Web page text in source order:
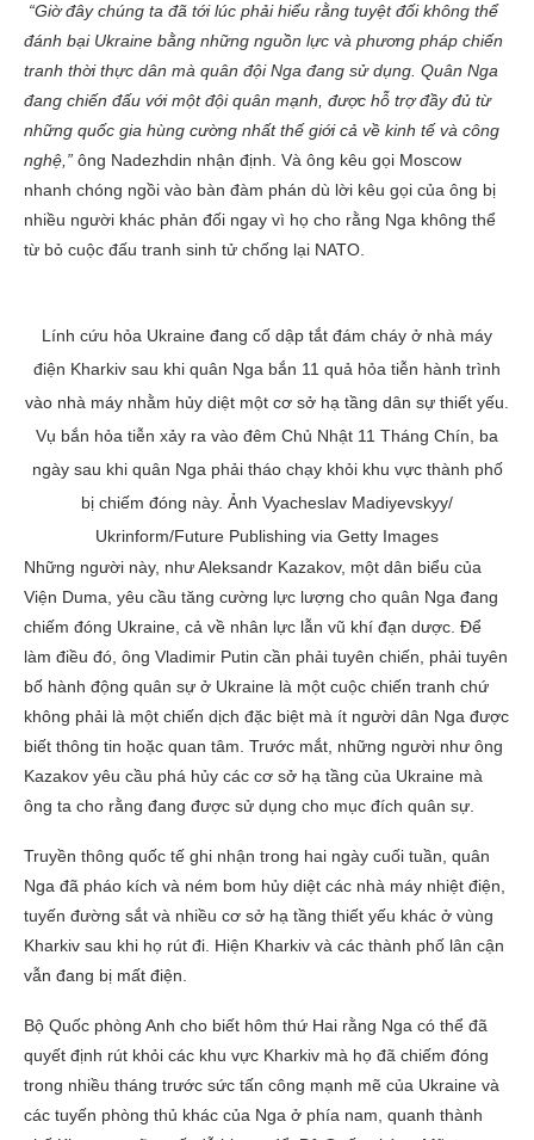
“Giờ đây chúng ta đã tới lúc phải hiểu rằng tuyệt đối không thể
đánh bại Ukraine bằng những nguồn lực và phương pháp chiến
tranh thời thực dân mà quân đội Nga đang sử dụng. Quân Nga
đang chiến đấu với một đội quân mạnh, được hỗ trợ đầy đủ từ
những quốc gia hùng cường nhất thế giới cả về kinh tế và công
nghệ,” ông Nadezhdin nhận định. Và ông kêu gọi Moscow
nhanh chóng ngồi vào bàn đàm phán dù lời kêu gọi của ông bị
nhiều người khác phản đối ngay vì họ cho rằng Nga không thể
từ bỏ cuộc đấu tranh sinh tử chống lại NATO.
Lính cứu hỏa Ukraine đang cố dập tắt đám cháy ở nhà máy
điện Kharkiv sau khi quân Nga bắn 11 quả hỏa tiễn hành trình
vào nhà máy nhằm hủy diệt một cơ sở hạ tầng dân sự thiết yếu.
Vụ bắn hỏa tiễn xảy ra vào đêm Chủ Nhật 11 Tháng Chín, ba
ngày sau khi quân Nga phải tháo chạy khỏi khu vực thành phố
bị chiếm đóng này. Ảnh Vyacheslav Madiyevskyy/
Ukrinform/Future Publishing via Getty Images
Những người này, như Aleksandr Kazakov, một dân biểu của
Viện Duma, yêu cầu tăng cường lực lượng cho quân Nga đang
chiếm đóng Ukraine, cả về nhân lực lẫn vũ khí đạn dược. Để
làm điều đó, ông Vladimir Putin cần phải tuyên chiến, phải tuyên
bố hành động quân sự ở Ukraine là một cuộc chiến tranh chứ
không phải là một chiến dịch đặc biệt mà ít người dân Nga được
biết thông tin hoặc quan tâm. Trước mắt, những người như ông
Kazakov yêu cầu phá hủy các cơ sở hạ tầng của Ukraine mà
ông ta cho rằng đang được sử dụng cho mục đích quân sự.
Truyền thông quốc tế ghi nhận trong hai ngày cuối tuần, quân
Nga đã pháo kích và ném bom hủy diệt các nhà máy nhiệt điện,
tuyến đường sắt và nhiều cơ sở hạ tầng thiết yếu khác ở vùng
Kharkiv sau khi họ rút đi. Hiện Kharkiv và các thành phố lân cận
vẫn đang bị mất điện.
Bộ Quốc phòng Anh cho biết hôm thứ Hai rằng Nga có thể đã
quyết định rút khỏi các khu vực Kharkiv mà họ đã chiếm đóng
trong nhiều tháng trước sức tấn công mạnh mẽ của Ukraine và
các tuyến phòng thủ khác của Nga ở phía nam, quanh thành